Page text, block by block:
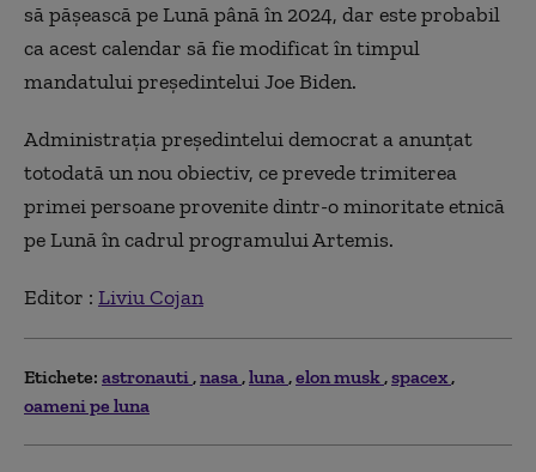
să păşească pe Lună până în 2024, dar este probabil
ca acest calendar să fie modificat în timpul
mandatului preşedintelui Joe Biden.
Administraţia preşedintelui democrat a anunţat
totodată un nou obiectiv, ce prevede trimiterea
primei persoane provenite dintr-o minoritate etnică
pe Lună în cadrul programului Artemis.
Editor : Liviu Cojan
Etichete: astronauti nasa luna elon musk spacex
oameni pe luna